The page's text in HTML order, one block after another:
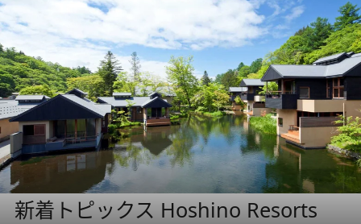
新着トピックス Hoshino Resorts